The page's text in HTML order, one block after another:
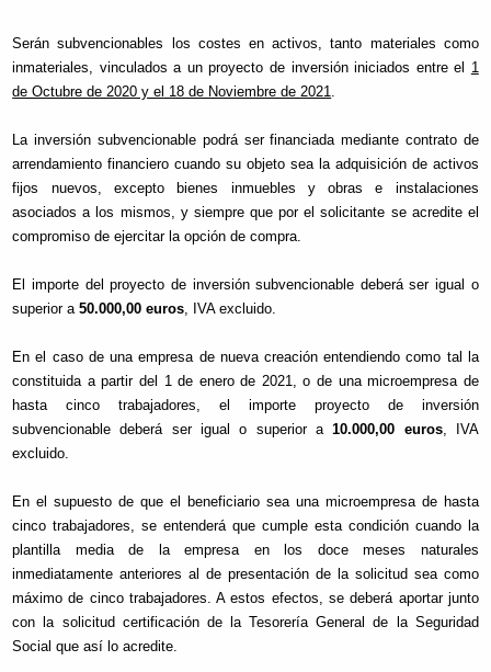
Serán subvencionables los costes en activos, tanto materiales como
inmateriales, vinculados a un proyecto de inversión iniciados entre el 1
de Octubre de 2020 y el 18 de Noviembre de 2021
La inversión subvencionable podrá ser financiada mediante contrato de
arrendamiento financiero cuando su objeto sea la adquisición de activos
fijos nuevos, excepto bienes inmuebles y obras e instalaciones
asociados a los mismos, y siempre que por el solicitante se acredite el
compromiso de ejercitar la opción de compra.
El importe del proyecto de inversión subvencionable deberá ser igual o
superior a50.000,00 euros , IVA excluido.
En el caso de una empresa de nueva creación entendiendo como tal la
constituida a partir del 1 de enero de 2021, o de una microempresa de
hasta cinco trabajadores, el importe proyecto de inversión
subvencionable deberá ser igual o superior a10.000,00 euros, IVA
excluido.
En el supuesto de que el beneficiario sea una microempresa de hasta
cinco trabajadores, se entenderá que cumple esta condición cuando la
plantilla media de la empresa en los doce meses naturales
inmediatamente anteriores al de presentación de la solicitud sea como
máximo de cinco trabajadores. A estos efectos, se deberá aportar junto
con la solicitud certificación de la Tesorería General de la Seguridad
Social que así lo acredite.